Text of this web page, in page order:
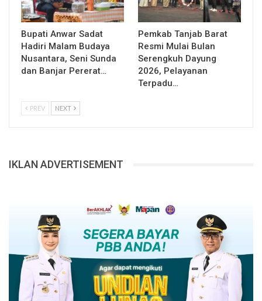
Bupati Anwar Sadat
Hadiri Malam Budaya
Nusantara, Seni Sunda
dan Banjar Pererat…
Pemkab Tanjab Barat
Resmi Mulai Bulan
Serengkuh Dayung
2026, Pelayanan
Terpadu…
PREV NEXT
IKLAN ADVERTISEMENT